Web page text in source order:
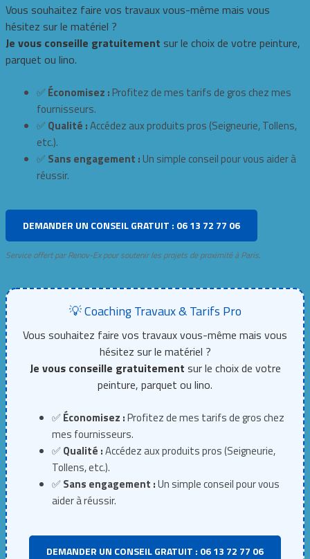
Vous souhaitez faire vos travaux vous-même mais vous
hésitez sur le matériel ?
Je vous conseille gratuitement sur le choix de votre peinture,
parquet ou lino.
✅ Économisez : Profitez de mes tarifs de gros chez mes
fournisseurs.
✅ Qualité :Accédez aux produits pros (Seigneurie, Tollens,
etc.).
✅ Sans engagement : Un simple conseil pour vous aider à
réussir.
DEMANDER UN CONSEIL GRATUIT : 06 13 72 77 06
Service offert par Renov-Ex pour soutenir les projets de proximité à Paris.
💡 Coaching Travaux & Tarifs Pro
Vous souhaitez faire vos travaux vous-même mais vous
hésitez sur le matériel ?
Je vous conseille gratuitement sur le choix de votre
peinture, parquet ou lino.
✅Économisez :Profitez de mes tarifs de gros chez
mes fournisseurs.
✅Qualité :Accédez aux produits pros (Seigneurie,
Tollens, etc.).
✅Sans engagement :Un simple conseil pour vous
aider à réussir.
DEMANDER UN CONSEIL GRATUIT : 06 13 72 77 06